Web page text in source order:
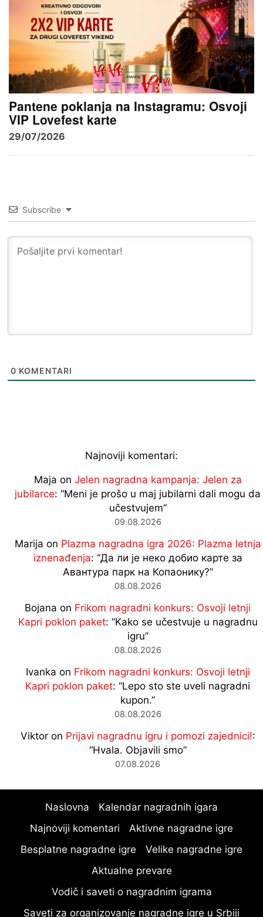
Pantene poklanja na Instagramu: Osvoji
VIP Lovefest karte
29/07/2026
Subscribe
0 KOMENTARI
Najnoviji komentari:
Maja on Jelen nagradna kampanja: Jelen za
jubilarce: “Meni je prošo u maj jubilarni dali mogu da
učestvujem”
09.08.2026
Marija on Plazma nagradna igra 2026: Plazma letnja
iznenađenja: “Да ли је неко добио карте за
Авантура парк на Копаонику?”
08.08.2026
Bojana on Frikom nagradni konkurs: Osvoji letnji
Kapri poklon paket: “Kako se učestvuje u nagradnu
igru”
08.08.2026
Ivanka on Frikom nagradni konkurs: Osvoji letnji
Kapri poklon paket: “Lepo sto ste uveli nagradni
kupon.”
08.08.2026
Viktoron Prijavi nagradnu igru i pomozi zajednici!:
“Hvala. Objavili smo”
07.08.2026
Naslovna
Kalendar nagradnih igara
Najnoviji komentari
Aktivne nagradne igre
Besplatne nagradne igre
Velike nagradne igre
Aktualne prevare
Vodič i saveti o nagradnim igrama
Saveti za organizovanje nagradne igre u Srbiji